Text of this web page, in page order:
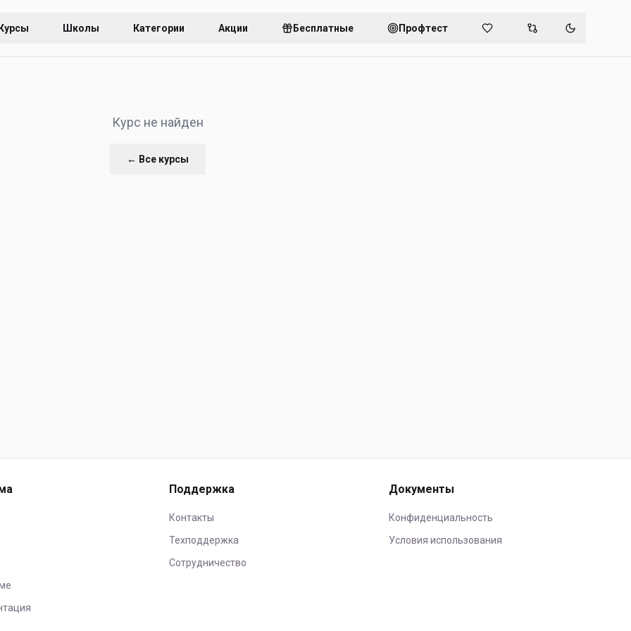
Курсы Школы Категории Акции Бесплатные Профтест
Курс не найден
← Все курсы
Поддержка
Контакты
Техподдержка
Сотрудничество
Документы
Конфиденциальность
Условия использования